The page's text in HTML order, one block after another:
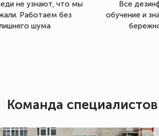
не узнают, что мы
Работаем без
шума
Все
обучение и
Команда специалистов